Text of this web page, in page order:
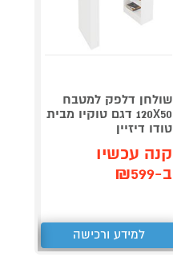
שולחן דלפק למטבח
120X50 דגם טוקיו מבית
טודו דיזיין
קנה עכשיו
ב-₪599
למידע ורכישה